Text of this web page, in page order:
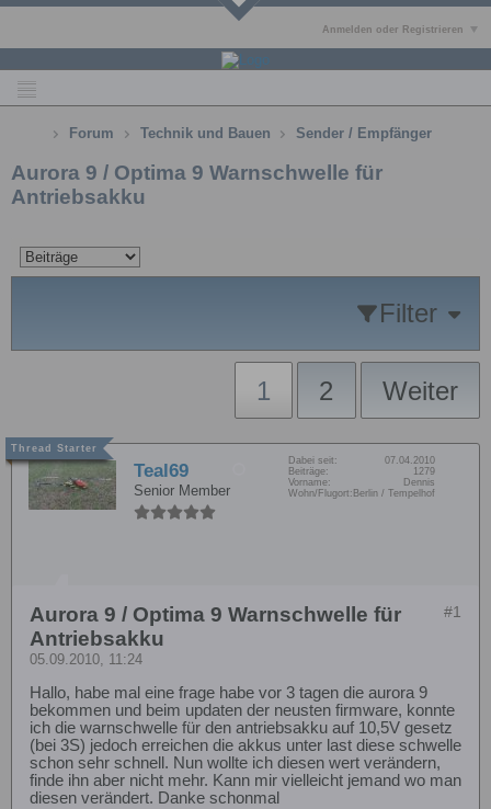
Anmelden oder Registrieren
Forum Technik und Bauen Sender / Empfänger
Aurora 9 / Optima 9 Warnschwelle für
Antriebsakku
Filter
1 2 Weiter
Teal69
Senior Member
Dabei seit:
07.04.2010
Beiträge:
1279
Vorname:
Dennis
Wohn/Flugort: Berlin / Tempelhof
#1
Aurora 9 / Optima 9 Warnschwelle für
Antriebsakku
05.09.2010, 11:24
Hallo, habe mal eine frage habe vor 3 tagen die aurora 9
bekommen und beim updaten der neusten firmware, konnte
ich die warnschwelle für den antriebsakku auf 10,5V gesetz
(bei 3S) jedoch erreichen die akkus unter last diese schwelle
schon sehr schnell. Nun wollte ich diesen wert verändern,
finde ihn aber nicht mehr. Kann mir vielleicht jemand wo man
diesen verändert. Danke schonmal